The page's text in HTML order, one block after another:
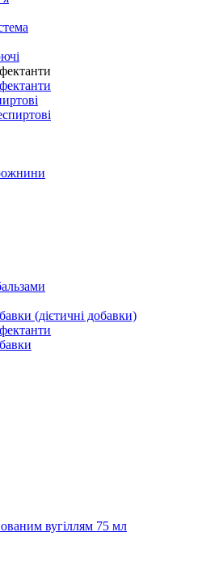
(дієтичні добавки)
вугіллям 75 мл